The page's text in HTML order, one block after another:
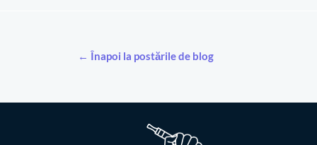
← Înapoi la postările de blog